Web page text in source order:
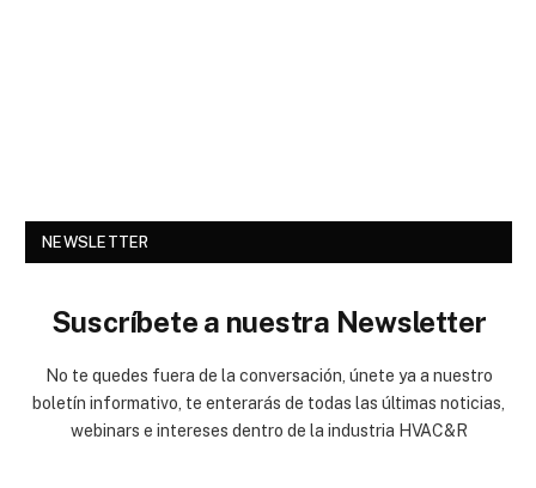
NEWSLETTER
Suscríbete a nuestra Newsletter
No te quedes fuera de la conversación, únete ya a nuestro
boletín informativo, te enterarás de todas las últimas noticias,
webinars e intereses dentro de la industria HVAC&R